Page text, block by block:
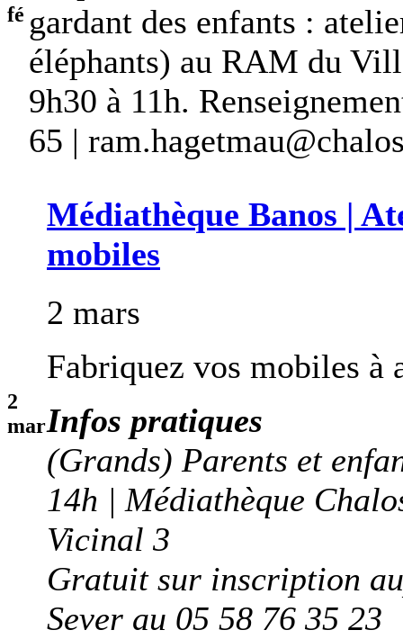
fé gardant des enfants :
éléphants) au RAM du
9h30 à 11h.
65 |
2
mar
Médiathèque Banos |
mobiles
2 mars
Fabriquez vos mobiles à
Infos pratiques
(Grands) Parents et
14h | Médiathèque
Vicinal 3
Gratuit sur inscription
Sever au 05 58 76 35 23